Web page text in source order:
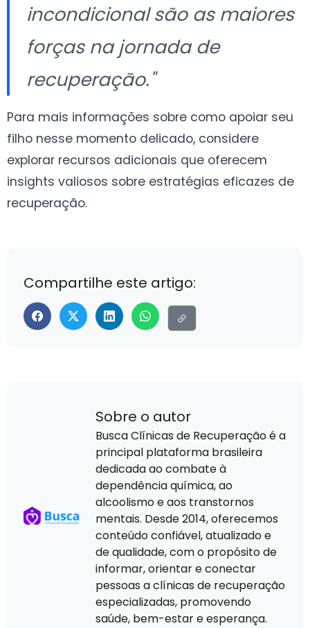
incondicional são as maiores
forças na jornada de
recuperação."
Para mais informações sobre como apoiar seu
filho nesse momento delicado, considere
explorar recursos adicionais que oferecem
insights valiosos sobre estratégias eficazes de
recuperação.
Compartilhe este artigo:
Sobre o autor
Busca Clínicas de Recuperação é a
principal plataforma brasileira
dedicada ao combate à
dependência química, ao
alcoolismo e aos transtornos
mentais. Desde 2014, oferecemos
conteúdo confiável, atualizado e
de qualidade, com o propósito de
informar, orientar e conectar
pessoas a clínicas de recuperação
especializadas, promovendo
saúde, bem-estar e esperança.